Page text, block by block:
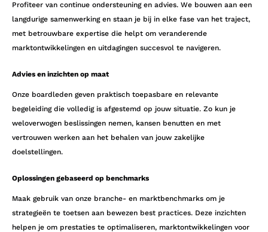
Profiteer van continue ondersteuning en advies. We bouwen aan een
langdurige samenwerking en staan je bij in elke fase van het traject,
met betrouwbare expertise die helpt om veranderende
marktontwikkelingen en uitdagingen succesvol te navigeren.
Advies en inzichten op maat
Onze boardleden geven praktisch toepasbare en relevante
begeleiding die volledig is afgestemd op jouw situatie. Zo kun je
weloverwogen beslissingen nemen, kansen benutten en met
vertrouwen werken aan het behalen van jouw zakelijke
doelstellingen.
Oplossingen gebaseerd op benchmarks
Maak gebruik van onze branche- en marktbenchmarks om je
strategieën te toetsen aan bewezen best practices. Deze inzichten
helpen je om prestaties te optimaliseren, marktontwikkelingen voor